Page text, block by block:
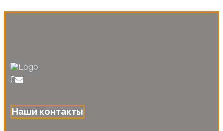
Наши контакты